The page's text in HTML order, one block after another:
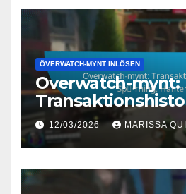
ÖVERWATCH-MYNT INLÖSEN
Overwatch-mynt:
Spårning,
12/03/2026 MARISSA